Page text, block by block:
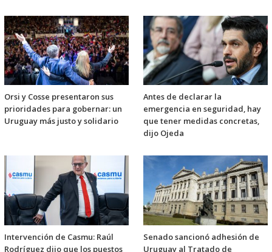
Orsi y Cosse presentaron sus
prioridades para gobernar: un
Uruguay más justo y solidario
Antes de declarar la
emergencia en seguridad, hay
que tener medidas concretas,
dijo Ojeda
Intervención de Casmu: Raúl
Rodríguez dijo que los puestos
Senado sancionó adhesión de
Uruguay al Tratado de